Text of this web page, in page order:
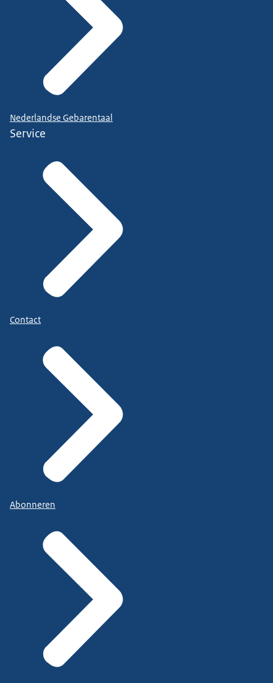
Nederlandse Gebarentaal
Service
Contact
Abonneren